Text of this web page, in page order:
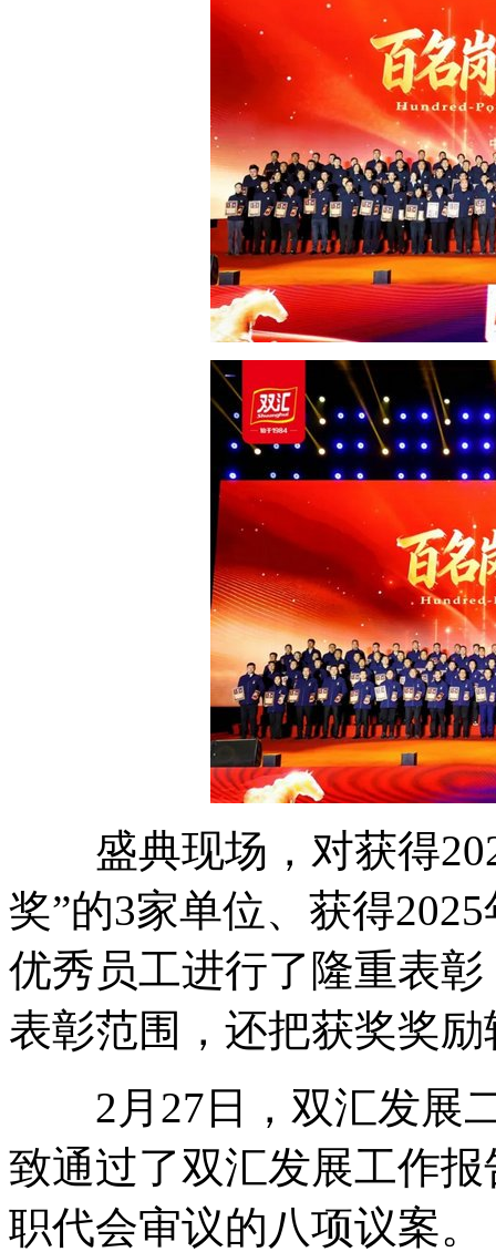
盛典现场，对获得
奖”的3家单位、获得
优秀员工进行了隆重表
表彰范围，还把获奖奖
2月27日，双汇发展二
致通过了双汇发展工作
职代会审议的八项议案。